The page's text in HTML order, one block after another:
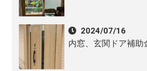
2024/07/16
内窓、玄関ドア補助